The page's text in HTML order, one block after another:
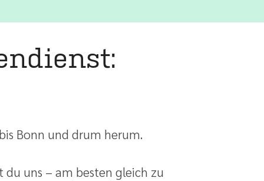
Bonn und drum herum.
uns – am besten gleich zu